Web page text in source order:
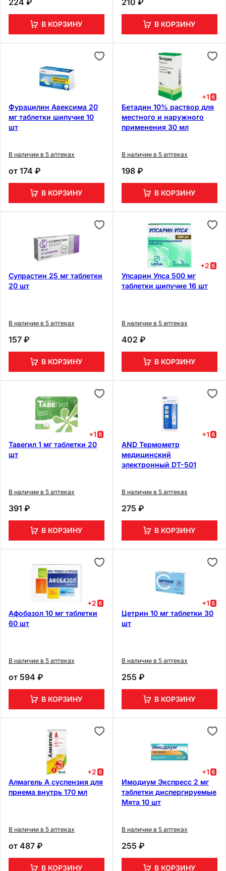
В КОРЗИНУ В КОРЗИНУ
Фурацилин Авексима 20
мг таблетки шипучие 10
шт
В наличии в 5 аптеках
от 174 ₽
В КОРЗИНУ
+1
Бетадин 10% раствор для
местного и наружного
применения 30 мл
В наличии в 5 аптеках
198 ₽
В КОРЗИНУ
Супрастин 25 мг таблетки
20 шт
В наличии в 5 аптеках
157 ₽
В КОРЗИНУ
+2
Упсарин Упса 500 мг
таблетки шипучие 16 шт
В наличии в 5 аптеках
402 ₽
В КОРЗИНУ
+1
Тавегил 1 мг таблетки 20
шт
В наличии в 5 аптеках
391 ₽
В КОРЗИНУ
+1
AND Термометр
медицинский
электронный DT-501
В наличии в 5 аптеках
275 ₽
В КОРЗИНУ
+2
Афобазол 10 мг таблетки
60 шт
В наличии в 5 аптеках
от 594 ₽
В КОРЗИНУ
+1
Цетрин 10 мг таблетки 30
шт
В наличии в 5 аптеках
255 ₽
В КОРЗИНУ
+2
Алмагель А суспензия для
приема внутрь 170 мл
В наличии в 5 аптеках
от 487 ₽
В КОРЗИНУ
+1
Имодиум Экспресс 2 мг
таблетки диспергируемые
Мята 10 шт
В наличии в 5 аптеках
255 ₽
В КОРЗИНУ